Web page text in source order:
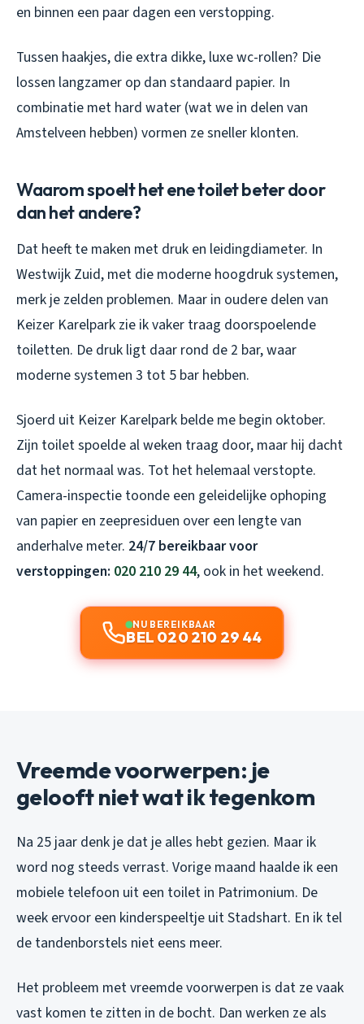
en binnen een paar dagen een verstopping.
Tussen haakjes, die extra dikke, luxe wc-rollen? Die
lossen langzamer op dan standaard papier. In
combinatie met hard water (wat we in delen van
Amstelveen hebben) vormen ze sneller klonten.
Waarom spoelt het ene toilet beter door
dan het andere?
Dat heeft te maken met druk en leidingdiameter. In
Westwijk Zuid, met die moderne hoogdruk systemen,
merk je zelden problemen. Maar in oudere delen van
Keizer Karelpark zie ik vaker traag doorspoelende
toiletten. De druk ligt daar rond de 2 bar, waar
moderne systemen 3 tot 5 bar hebben.
Sjoerd uit Keizer Karelpark belde me begin oktober.
Zijn toilet spoelde al weken traag door, maar hij dacht
dat het normaal was. Tot het helemaal verstopte.
Camera-inspectie toonde een geleidelijke ophoping
van papier en zeepresiduen over een lengte van
anderhalve meter. 24/7 bereikbaar voor
verstoppingen: 020 210 29 44, ook in het weekend.
NU BEREIKBAAR
BEL 020 210 29 44
Vreemde voorwerpen: je
gelooft niet wat ik tegenkom
Na 25 jaar denk je dat je alles hebt gezien. Maar ik
word nog steeds verrast. Vorige maand haalde ik een
mobiele telefoon uit een toilet in Patrimonium. De
week ervoor een kinderspeeltje uit Stadshart. En ik tel
de tandenborstels niet eens meer.
Het probleem met vreemde voorwerpen is dat ze vaak
vast komen te zitten in de bocht. Dan werken ze als